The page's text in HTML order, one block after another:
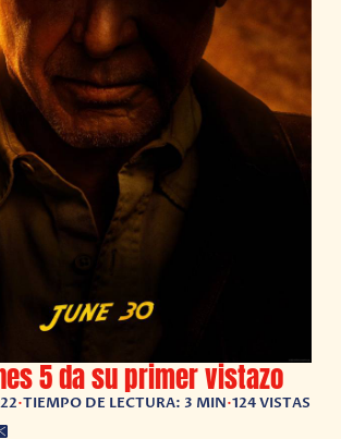
5 da su primer vistazo
•TIEMPO DE LECTURA: 3 MIN•124 VISTAS